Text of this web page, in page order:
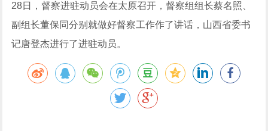
28日，督察进驻动员会在太原召开，督察组组长蔡名照、
副组长董保同分别就做好督察工作作了讲话，山西省委书
记唐登杰进行了进驻动员。